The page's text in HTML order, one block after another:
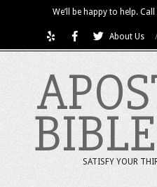
We’ll be happy to help.
About Us
SATISFY YOUR